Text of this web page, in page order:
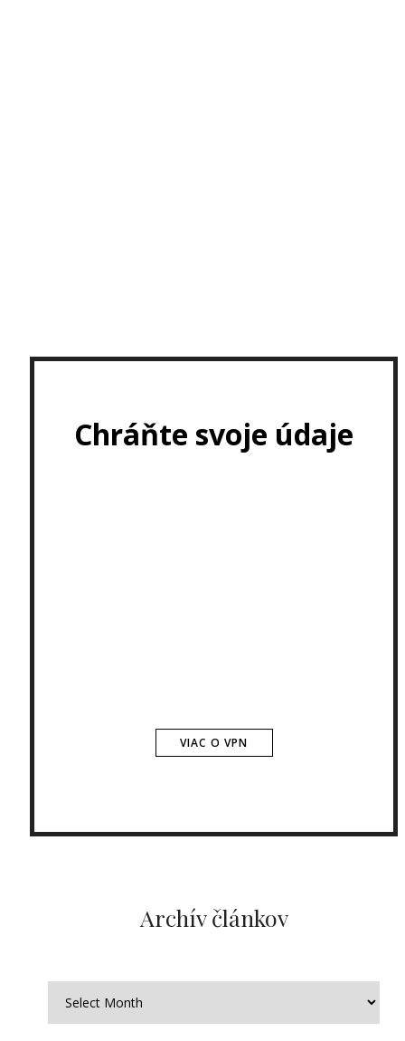
Chráňte svoje údaje
VIAC O VPN
Archív článkov